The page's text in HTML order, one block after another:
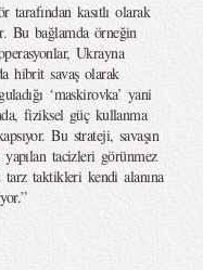
kasıtlı olarak
Bu bağlamda örneğin
Ukrayna
hibrit savaş olarak
‘maskirovka’ yani
fiziksel güç kullanma
Bu strateji, savaşın
tacizleri görünmez
taktikleri kendi alanına